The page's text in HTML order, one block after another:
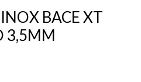
BACE XT
3,5MM